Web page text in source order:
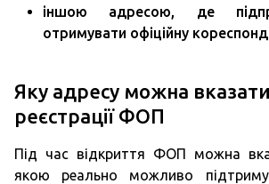
іншою адресою, де
отримувати офіційну
Яку адресу можна
реєстрації ФОП
Під час відкриття ФОП можна
якою реально можливо